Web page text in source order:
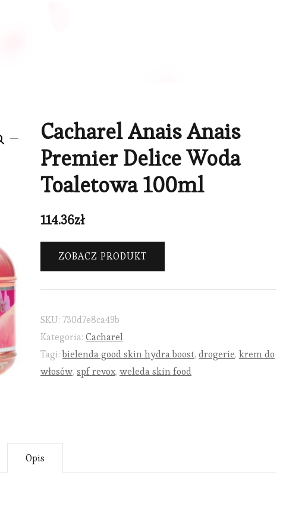
Cacharel Anais Anais
Premier Delice Woda
Toaletowa 100ml
114.36zł
ZOBACZ PRODUKT
SKU: 730d7e8ca49b
Kategoria: Cacharel
Tagi:bielenda good skin hydra boost, drogerie, krem do
włosów, spf revox, weleda skin food
Opis